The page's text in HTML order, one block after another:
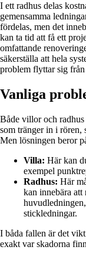
I ett radhus delas
gemensamma
fördelas, men det
kan ta tid att få ett
omfattande
säkerställa att hela
problem flyttar sig
Vanliga
Både villor och
som tränger in i rören,
Men lösningen beror
Villa: Här kan
exempel
Radhus: Här
kan innebära att
stickledningar.
I båda fallen är det
exakt var skadorna